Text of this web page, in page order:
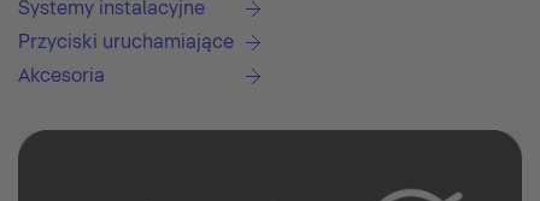
Systemy instalacyjne
Przyciski uruchamiające
Akcesoria